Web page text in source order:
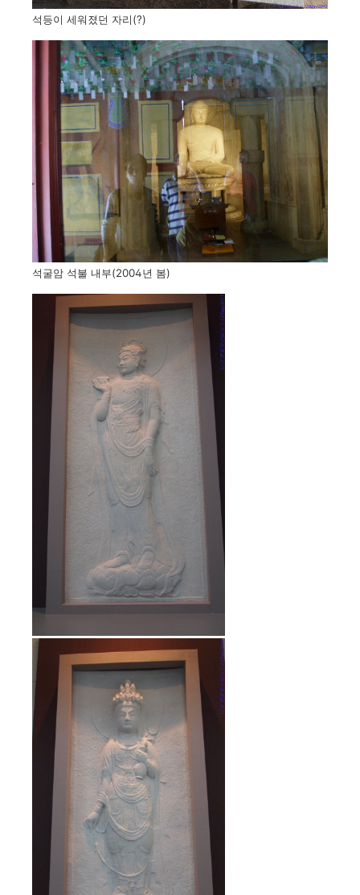
석등이 세워졌던 자리(?)
석굴암 석불 내부(2004년 봄)